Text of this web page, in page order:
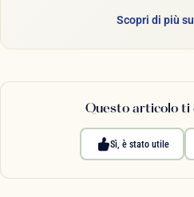
Scopri di più
Questo articolo ti
Sì, è stato utile